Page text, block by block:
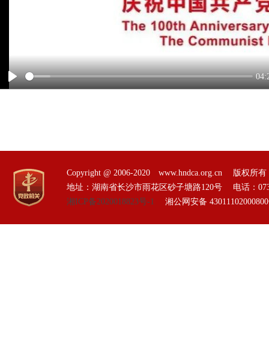
Play
Copyright @ 2006-2020 www.hndca.org.cn 版权所
地址：湖南省长沙市雨花区砂子塘路120号 电话：
湘ICP备2020018823号-1 湘公网安备